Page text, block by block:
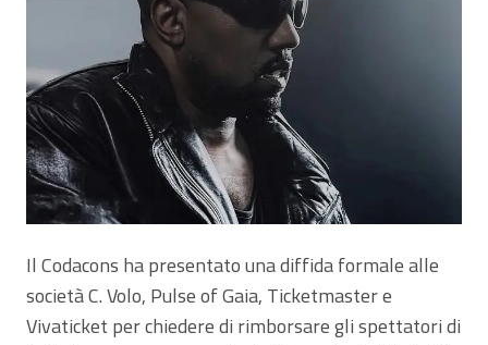
Il Codacons ha presentato una diffida formale alle
società C. Volo, Pulse of Gaia, Ticketmaster e
Vivaticket per chiedere di rimborsare gli spettatori di